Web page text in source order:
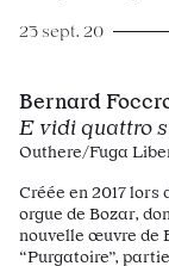
23 sept. 20
Bernard
E vidi quattro
Outhere/Fuga
Créée en 2017 lors
orgue de Bozar,
nouvelle œuvre de
“Purgatoire”,